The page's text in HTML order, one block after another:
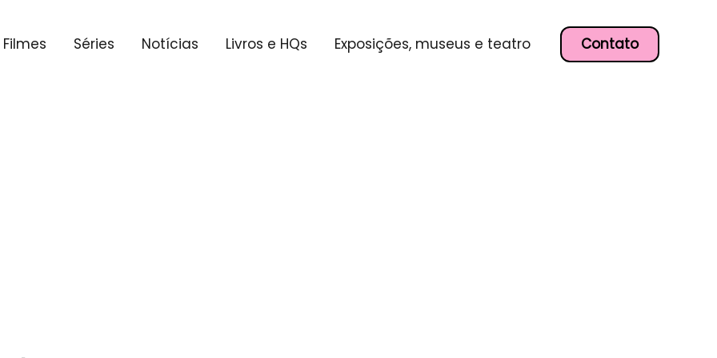
Filmes Séries Notícias Livros e HQs Exposições, museus e teatro Contato